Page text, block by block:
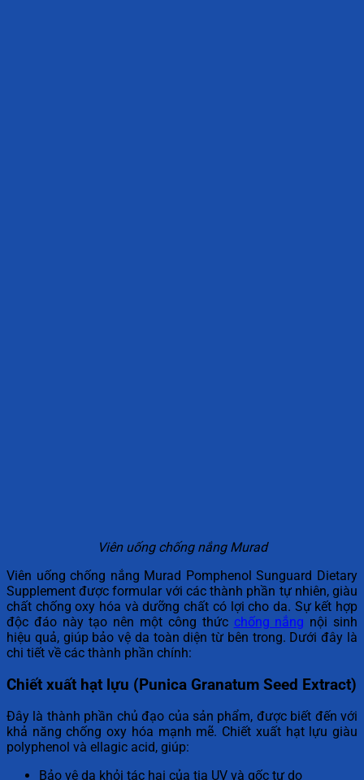
Viên uống chống nắng Murad
Viên uống chống nắng Murad Pomphenol Sunguard Dietary
Supplement được formular với các thành phần tự nhiên, giàu
chất chống oxy hóa và dưỡng chất có lợi cho da. Sự kết hợp
độc đáo này tạo nên một công thức chống nắng nội sinh
hiệu quả, giúp bảo vệ da toàn diện từ bên trong. Dưới đây là
chi tiết về các thành phần chính:
Chiết xuất hạt lựu (Punica Granatum Seed Extract)
Đây là thành phần chủ đạo của sản phẩm, được biết đến với
khả năng chống oxy hóa mạnh mẽ. Chiết xuất hạt lựu giàu
polyphenol và ellagic acid, giúp:
Bảo vệ da khỏi tác hại của tia UV và gốc tự do